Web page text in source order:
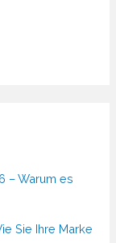
– Warum es
Sie Ihre Marke